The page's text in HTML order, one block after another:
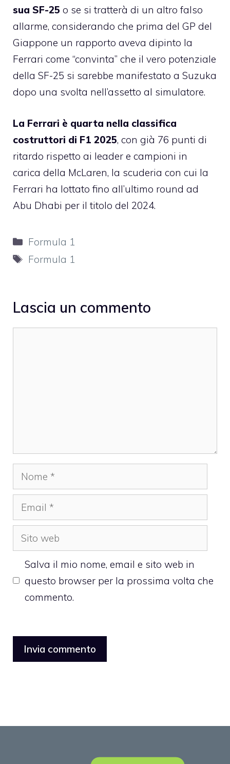
sua SF-25 o se si tratterà di un altro falso
allarme, considerando che prima del GP del
Giappone un rapporto aveva dipinto la
Ferrari come “convinta” che il vero potenziale
della SF-25 si sarebbe manifestato a Suzuka
dopo una svolta nell’assetto al simulatore.
La Ferrari è quarta nella classifica
costruttori di F1 2025, con già 76 punti di
ritardo rispetto ai leader e campioni in
carica della McLaren, la scuderia con cui la
Ferrari ha lottato fino all’ultimo round ad
Abu Dhabi per il titolo del 2024.
Categorie
Formula 1
Tag
Formula 1
Lascia un commento
Nome
Email
Sito
web
Salva il mio nome, email e sito web in
questo browser per la prossima volta che
commento.